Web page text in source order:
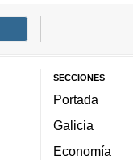
SECCIONES
Portada
Galicia
Economía